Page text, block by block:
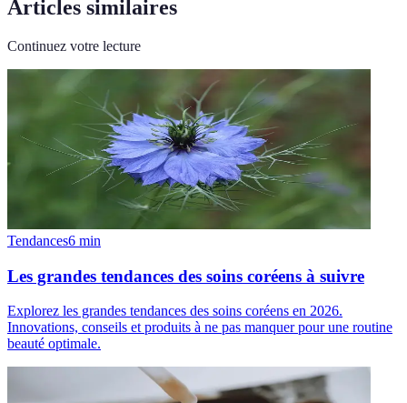
Articles similaires
Continuez votre lecture
Tendances6 min
Les grandes tendances des soins coréens à suivre
Explorez les grandes tendances des soins coréens en 2026.
Innovations, conseils et produits à ne pas manquer pour une routine
beauté optimale.